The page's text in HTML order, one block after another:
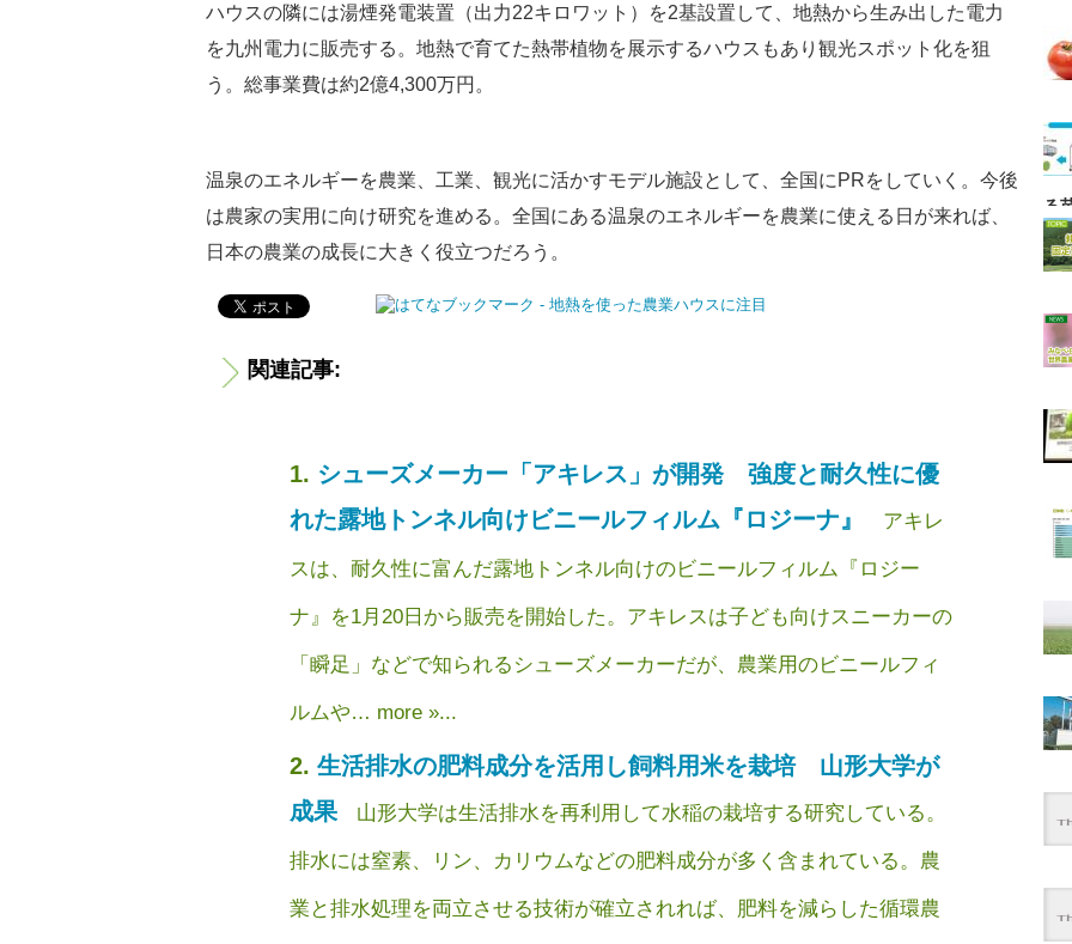
ハウスの隣には湯煙発電装置（出力22キロワット）を2基設置して、地熱から生み出した電力
を九州電力に販売する。地熱で育てた熱帯植物を展示するハウスもあり観光スポット化を狙
う。総事業費は約2億4,300万円。
温泉のエネルギーを農業、工業、観光に活かすモデル施設として、全国にPRをしていく。今後
は農家の実用に向け研究を進める。全国にある温泉のエネルギーを農業に使える日が来れば、
日本の農業の成長に大きく役立つだろう。
関連記事:
シューズメーカー「アキレス」が開発 強度と耐久性に優
れた露地トンネル向けビニールフィルム『ロジーナ』
アキレ
スは、耐久性に富んだ露地トンネル向けのビニールフィルム『ロジー
ナ』を1月20日から販売を開始した。アキレスは子ども向けスニーカーの
「瞬足」などで知られるシューズメーカーだが、農業用のビニールフィ
ルムや… more »...
生活排水の肥料成分を活用し飼料用米を栽培 山形大学が
成果
山形大学は生活排水を再利用して水稲の栽培する研究している。
排水には窒素、リン、カリウムなどの肥料成分が多く含まれている。農
業と排水処理を両立させる技術が確立されれば、肥料を減らした循環農
る